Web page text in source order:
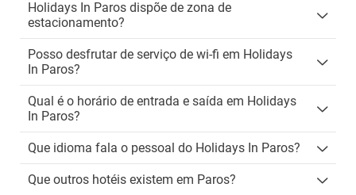
Holidays In Paros dispõe de zona de
estacionamento?
Posso desfrutar de serviço de wi-fi em Holidays
In Paros?
Qual é o horário de entrada e saída em Holidays
In Paros?
Que idioma fala o pessoal do Holidays In Paros?
Que outros hotéis existem em Paros?